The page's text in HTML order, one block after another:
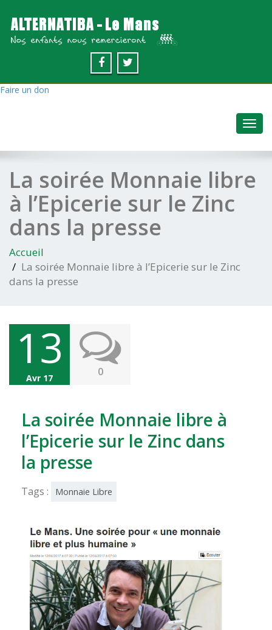
Faire un don
La soirée Monnaie libre
à l’Epicerie sur le Zinc
dans la presse
Accueil
La soirée Monnaie libre à l’Epicerie sur le Zinc
dans la presse
13
Avr 17 0
La soirée Monnaie libre à
l’Epicerie sur le Zinc dans
la presse
Tags : Monnaie Libre